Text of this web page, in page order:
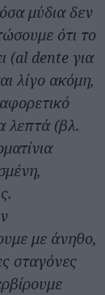
μύδια δεν
ότι το
(al dente για
λίγο ακόμη,
λεπτά (βλ.
με άνηθο,
σταγόνες